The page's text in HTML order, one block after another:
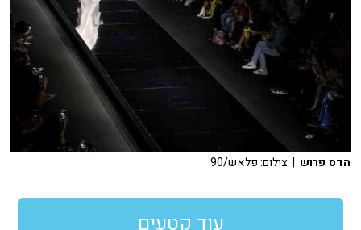
הדס פרוש | צילום: פלאש/90
עוד קטעים